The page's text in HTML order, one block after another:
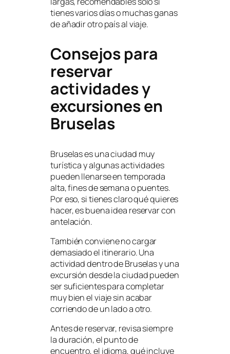
tienes varios días o muchas ganas
de añadir otro país al viaje.
Consejos para
reservar
actividades y
excursiones en
Bruselas
Bruselas es una ciudad muy
turística y algunas actividades
pueden llenarse en temporada
alta, fines de semana o puentes.
Por eso, si tienes claro qué quieres
hacer, es buena idea reservar con
antelación.
También conviene no cargar
demasiado el itinerario. Una
actividad dentro de Bruselas y una
excursión desde la ciudad pueden
ser suficientes para completar
muy bien el viaje sin acabar
corriendo de un lado a otro.
Antes de reservar, revisa siempre
la duración, el punto de
encuentro, el idioma, qué incluye